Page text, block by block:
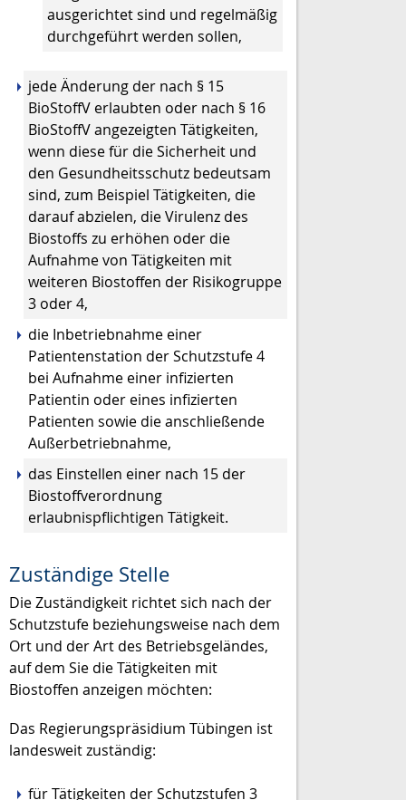
ausgerichtet sind und regelmäßig
durchgeführt werden sollen,
jede Änderung der nach § 15
BioStoffV erlaubten oder nach § 16
BioStoffV angezeigten Tätigkeiten,
wenn diese für die Sicherheit und
den Gesundheitsschutz bedeutsam
sind, zum Beispiel Tätigkeiten, die
darauf abzielen, die Virulenz des
Biostoffs zu erhöhen oder die
Aufnahme von Tätigkeiten mit
weiteren Biostoffen der Risikogruppe
3 oder 4,
die Inbetriebnahme einer
Patientenstation der Schutzstufe 4
bei Aufnahme einer infizierten
Patientin oder eines infizierten
Patienten sowie die anschließende
Außerbetriebnahme,
das Einstellen einer nach 15 der
Biostoffverordnung
erlaubnispflichtigen Tätigkeit.
Zuständige Stelle
Die Zuständigkeit richtet sich nach der
Schutzstufe beziehungsweise nach dem
Ort und der Art des Betriebsgeländes,
auf dem Sie die Tätigkeiten mit
Biostoffen anzeigen möchten:
Das Regierungspräsidium Tübingen ist
landesweit zuständig:
für Tätigkeiten der Schutzstufen 3